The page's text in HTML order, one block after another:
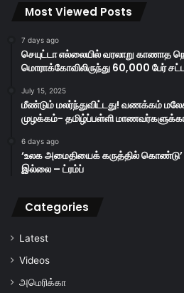
Most Viewed Posts
7 days ago
செயுட்டா எல்லையில் வரலாறு காணாத
மொராக்கோவிலிருந்து 60,000 பேர்
July 15, 2025
மீண்டும் மலர்ந்துவிட்டது! வணக்கம்
முழக்கம்- தமிழ்ப்பள்ளி
6 days ago
‘உலக அமைதியைக் கருத்தில் கொண்டு’
இல்லை – ட்ரம்ப்
Categories
Latest
Videos
அமெரிக்கா